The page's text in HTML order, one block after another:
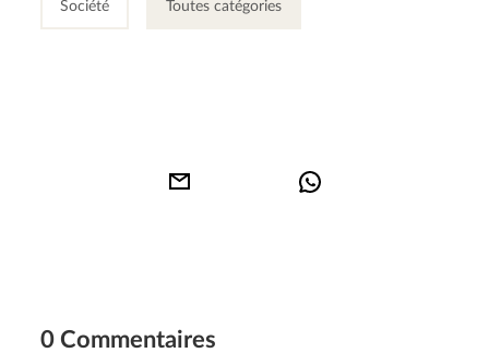
Société Toutes catégories
0 Commentaires